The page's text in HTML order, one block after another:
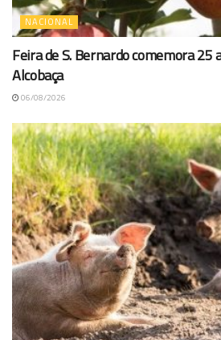
NACIONAL
Feira de S. Bernardo comemora 25
Alcobaça
06/08/2026